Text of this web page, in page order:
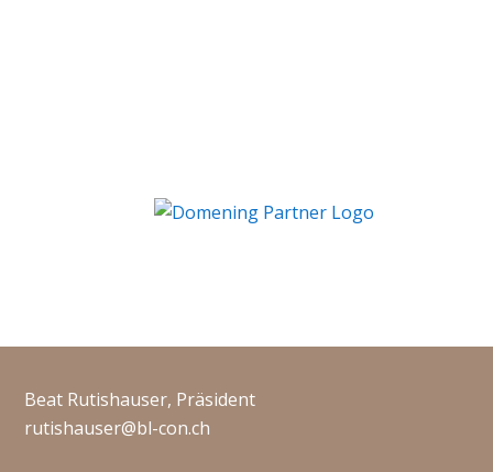
Beat Rutishauser, Präsident
rutishauser@bl-con.ch